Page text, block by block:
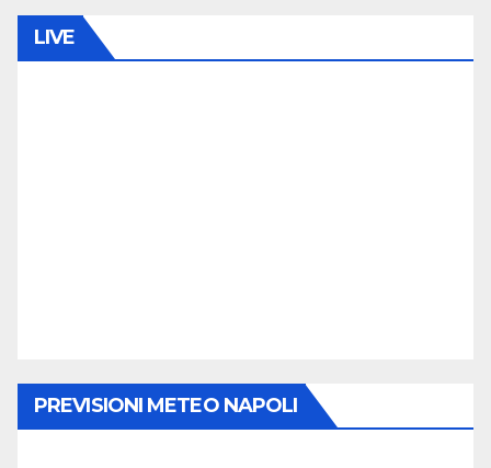
LIVE
PREVISIONI METEO NAPOLI